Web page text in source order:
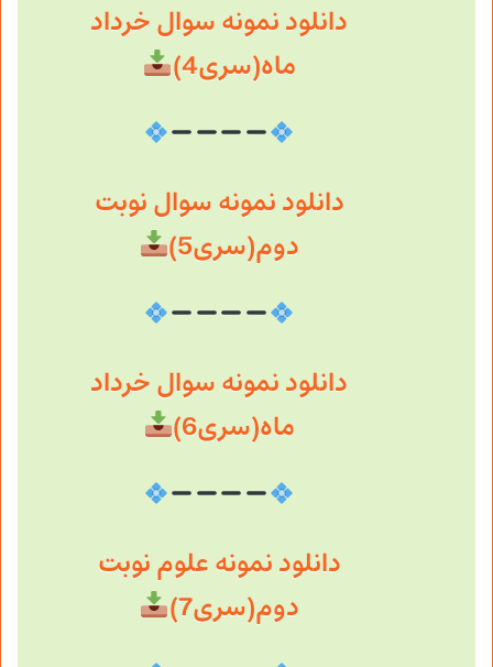
دانلود نمونه سوال خرداد
ماه(سری4)
دانلود نمونه سوال نوبت
دوم(سری5)
دانلود نمونه سوال خرداد
ماه(سری6)
دانلود نمونه علوم نوبت
دوم(سری7)